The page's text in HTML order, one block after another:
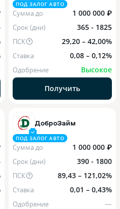
ПОД ЗАЛОГ АВТО
Сумма до 1 000 000 ₽
Срок (дни) 365 - 1825
ПСК 29,20 – 42,00%
Ставка 0,08 – 0,12%
Одобрение
Высокое
Получить
ДоброЗайм
ПОД ЗАЛОГ АВТО
Сумма до 1 000 000 ₽
Срок (дни) 390 - 1800
ПСК 89,43 – 121,02%
Ставка 0,01 – 0,43%
Одобрение
—